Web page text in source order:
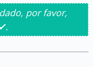
por favor,
.